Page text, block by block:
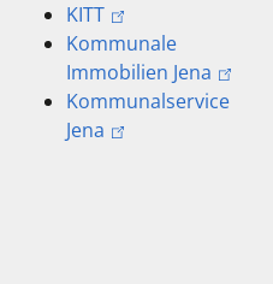
KITT
Kommunale
Immobilien Jena
Kommunalservice
Jena